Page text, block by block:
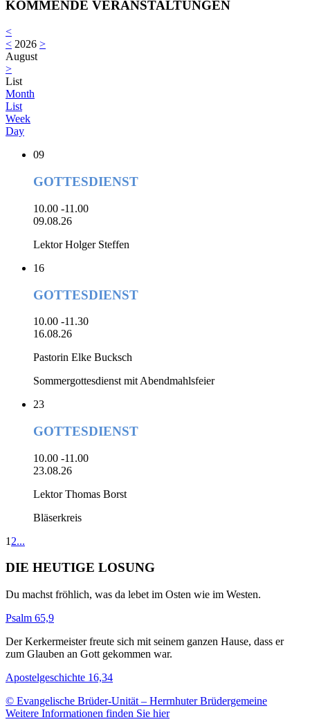
KOMMENDE VERANSTALTUNGEN
<
< 2026 >
August
>
List
Month
List
Week
Day
09
GOTTESDIENST
10.00 -11.00
09.08.26
Lektor Holger Steffen
16
GOTTESDIENST
10.00 -11.30
16.08.26
Pastorin Elke Bucksch
Sommergottesdienst mit Abendmahlsfeier
23
GOTTESDIENST
10.00 -11.00
23.08.26
Lektor Thomas Borst
Bläserkreis
1 2...
DIE HEUTIGE LOSUNG
Du machst fröhlich, was da lebet im Osten wie im Westen.
Psalm 65,9
Der Kerkermeister freute sich mit seinem ganzen Hause, dass er
zum Glauben an Gott gekommen war.
Apostelgeschichte 16,34
© Evangelische Brüder-Unität – Herrnhuter Brüdergemeine
Weitere Informationen finden Sie hier